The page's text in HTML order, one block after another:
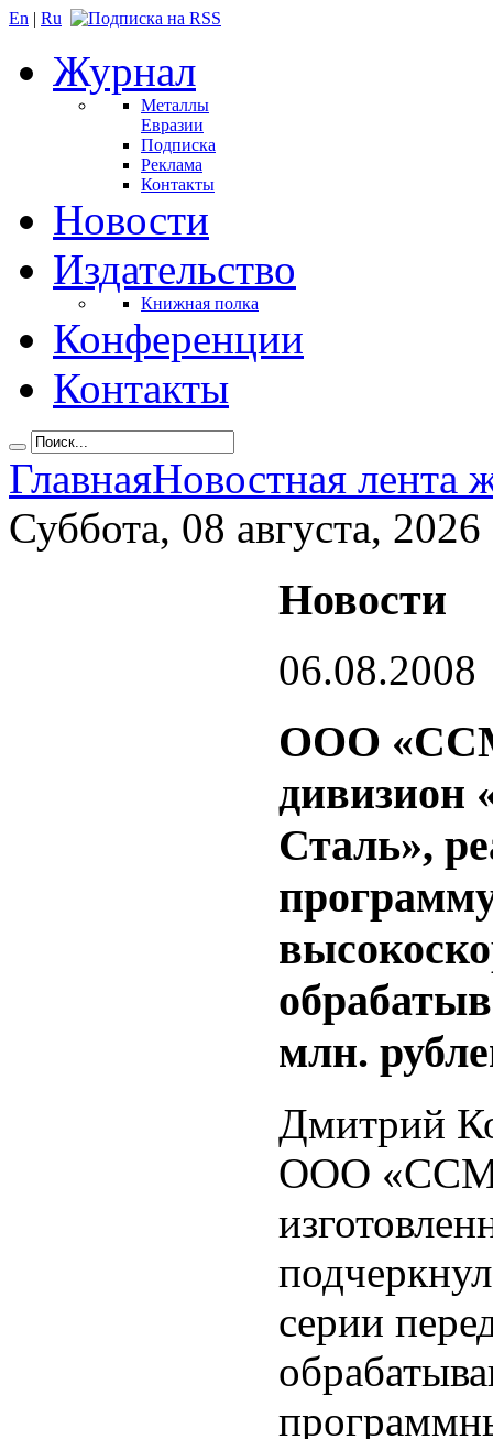
En | Ru
Журнал
Металлы
Евразии
Подписка
Реклама
Контакты
Новости
Издательство
Книжная полка
Конференции
Контакты
ГлавнаяНовостная лента
Суббота, 08 августа, 2026
Новости
06.08.2008
ООО
дивизион
Сталь»,
млн.
Дмитрий
ООО «ССМ-
серии